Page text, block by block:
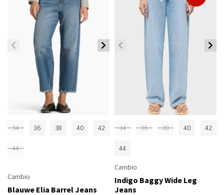
34 36 38 40 42
44
Cambio
Blauwe Elia Barrel Jeans
34 36 38 40 42
44
Cambio
Indigo Baggy Wide Leg
Jeans